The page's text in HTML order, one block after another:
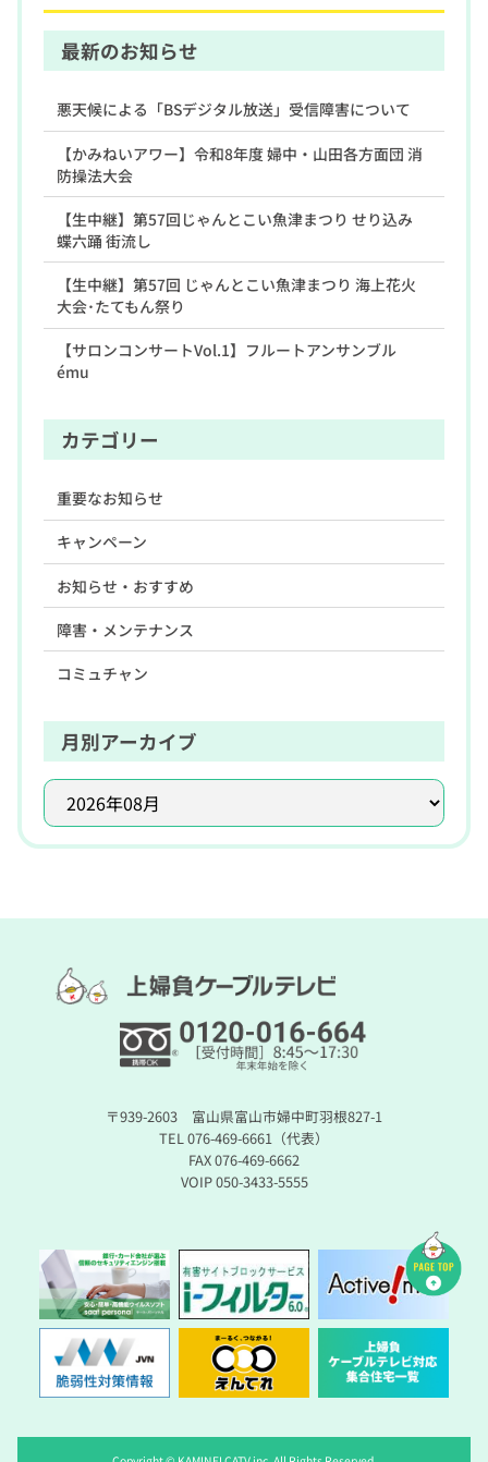
最新のお知らせ
悪天候による「BSデジタル放送」受信障害について
【かみねいアワー】令和8年度 婦中・山田各方面団 消
防操法大会
【生中継】第57回じゃんとこい魚津まつり せり込み
蝶六踊 街流し
【生中継】第57回 じゃんとこい魚津まつり 海上花火
大会･たてもん祭り
【サロンコンサートVol.1】フルートアンサンブル
ému
カテゴリー
重要なお知らせ
キャンペーン
お知らせ・おすすめ
障害・メンテナンス
コミュチャン
月別アーカイブ
〒939-2603 富山県富山市婦中町羽根827-1
TEL 076-469-6661（代表）
FAX 076-469-6662
VOIP 050-3433-5555